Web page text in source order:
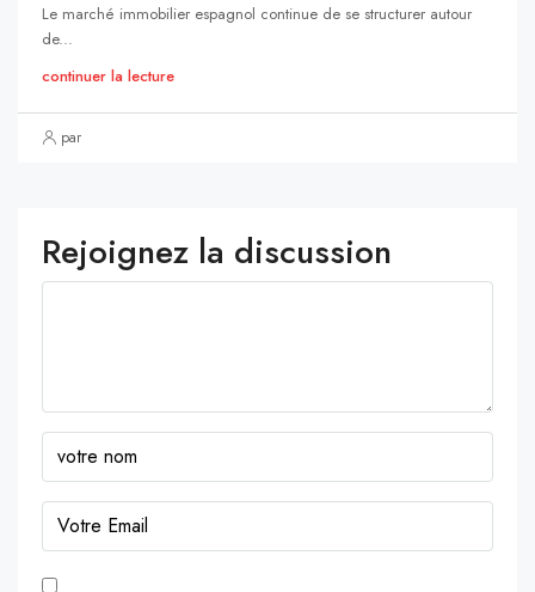
Le marché immobilier espagnol continue de se structurer autour
de...
continuer la lecture
par
Rejoignez la discussion